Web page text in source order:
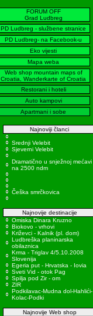
FORUM OFF
Grad Ludbreg
PD Ludbreg - službene stranice
PD Ludbreg- na Facebook-u
Eko vijesti
Mapa weba
Web shop mountain maps of
Croatia, Wanderkarte of Croatia
Restorani i hoteli
Auto kampovi
Apartmani i sobe
Najnoviji članci
Srednji Velebit
Sjeverni Velebit
Dramatično u snježnoj mećavi
na 2500 ndm
Češka smrčkovica
Najnovije destinacije
Omiska Dinara Kruzno
Biokovo - vrhovi
Križevci - Kalnik (pl. dom)
Ludbreška planinarska
obilaznica
Krma - Triglav 4/5.10.2008
Slovenija
Egeria put - Hrvatska - Iovia
Sveti Vid - otok Pag
Spilja pod Zir - om
ZIR
Podkilavac-Mudna dol-Hahlići-
Kolac-Podki
Najnovije Web shop